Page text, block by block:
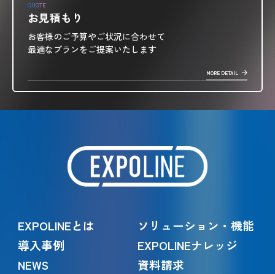
QUOTE
お見積もり
お客様のご予算やご状況に合わせて
最適なプランをご提案いたします
MORE DETAIL
EXPOLINEとは
ソリューション・機能
導入事例
EXPOLINEナレッジ
NEWS
資料請求